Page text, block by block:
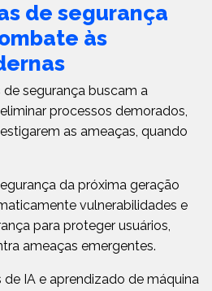
de segurança
às
segurança buscam a
processos demorados,
as ameaças, quando
da próxima geração
vulnerabilidades e
para proteger usuários,
ameaças emergentes.
IA e aprendizado de máquina